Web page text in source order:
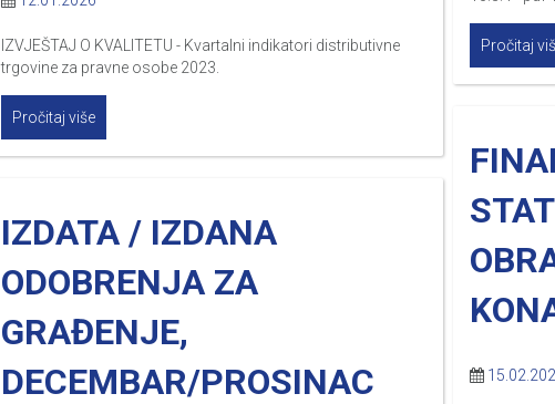
IZVJEŠTAJ O KVALITETU - Kvartalni indikatori distributivne
trgovine za pravne osobe 2023.
Pročitaj više
Pročitaj
IZDATA / IZDANA
ODOBRENJA ZA
GRAĐENJE,
DECEMBAR/PROSINAC